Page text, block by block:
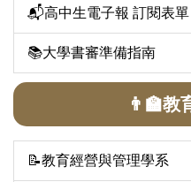
📬高中生電子報 訂閱表單
📚大學書審準備指南
👨‍🏫教
📝教育經營與管理學系